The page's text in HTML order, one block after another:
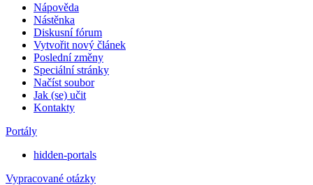
Nápověda
Nástěnka
Diskusní fórum
Vytvořit nový článek
Poslední změny
Speciální stránky
Načíst soubor
Jak (se) učit
Kontakty
Portály
hidden-portals
Vypracované otázky